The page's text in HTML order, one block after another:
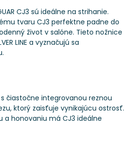
CJ3 sú ideálne na strihanie.
tvaru CJ3 perfektne padne do
život v salóne. Tieto nožnice
LINE a vyznačujú sa
čiastočne integrovanou reznou
ktorý zaisťuje vynikajúcu ostrosť.
a honovaniu má CJ3 ideálne